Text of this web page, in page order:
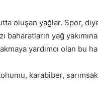
oluşan yağlar. Spor,
yağ
yardımcı olan bu
karabiber,